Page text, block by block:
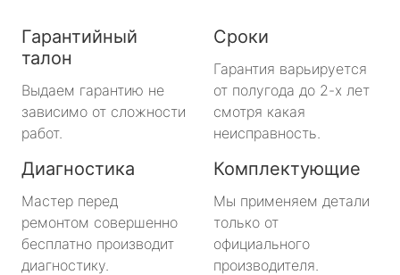
Гарантийный
талон
Выдаем гарантию не
зависимо от сложности
работ.
Сроки
Гарантия варьируется
от полугода до 2-х лет
смотря какая
неисправность.
Диагностика
Мастер перед
ремонтом совершенно
бесплатно производит
диагностику.
Комплектующие
Мы применяем детали
только от
официального
производителя.